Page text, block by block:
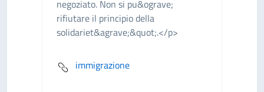
negoziato. Non si pu&ograve;
rifiutare il principio della
solidariet&agrave;&quot;.</p>
immigrazione